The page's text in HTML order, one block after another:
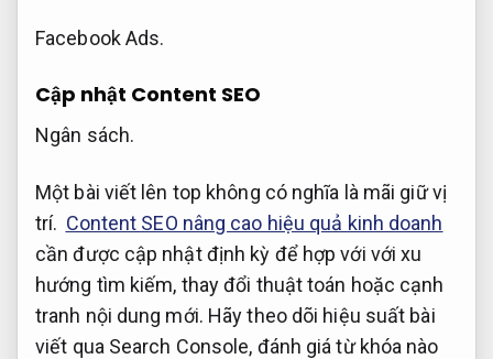
Facebook Ads.
Cập nhật Content SEO
Ngân sách.
Một bài viết lên top không có nghĩa là mãi giữ vị
trí. Content SEO nâng cao hiệu quả kinh doanh
cần được cập nhật định kỳ để hợp với với xu
hướng tìm kiếm, thay đổi thuật toán hoặc cạnh
tranh nội dung mới. Hãy theo dõi hiệu suất bài
viết qua Search Console, đánh giá từ khóa nào